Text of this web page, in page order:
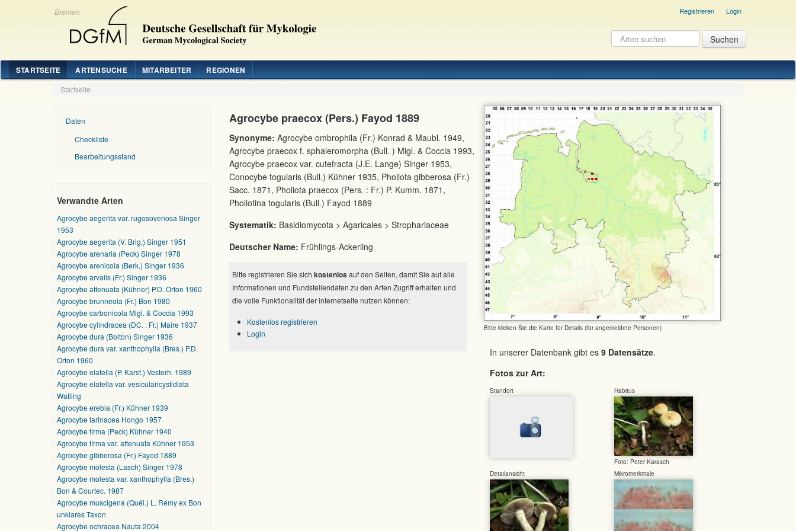
Bremen Registrieren Login
STARTSEITE ARTENSUCHE MITARBEITER REGIONEN
Startseite
Daten
Checkliste
Bearbeitungsstand
Verwandte Arten
Agrocybe aegerita var. rugosovenosa Singer
1953
Agrocybe aegerita (V. Brig.) Singer 1951
Agrocybe arenaria (Peck) Singer 1978
Agrocybe arenicola (Berk.) Singer 1936
Agrocybe arvalis (Fr.) Singer 1936
Agrocybe attenuata (Kühner) P.D. Orton 1960
Agrocybe brunneola (Fr.) Bon 1980
Agrocybe carbonicola Migl. & Coccia 1993
Agrocybe cylindracea (DC. : Fr.) Maire 1937
Agrocybe dura (Bolton) Singer 1936
Agrocybe dura var. xanthophylla (Bres.) P.D.
Orton 1960
Agrocybe elatella (P. Karst.) Vesterh. 1989
Agrocybe elatella var. vesicularicystidiata
Watling
Agrocybe erebia (Fr.) Kühner 1939
Agrocybe farinacea Hongo 1957
Agrocybe firma (Peck) Kühner 1940
Agrocybe firma var. attenuata Kühner 1953
Agrocybe gibberosa (Fr.) Fayod 1889
Agrocybe molesta (Lasch) Singer 1978
Agrocybe molesta var. xanthophylla (Bres.)
Bon & Courtec. 1987
Agrocybe muscigena (Quél.) L. Rémy ex Bon
unklares Taxon
Agrocybe ochracea Nauta 2004
Bitte klicken Sie die Karte für Details (für angemeldete Personen)
In unserer Datenbank gibt es 9 Datensätze.
Fotos zur Art:
Standort Habitus
Foto: Peter Karasch
Detailansicht
Mikromerkmale
Agrocybe praecox (Pers.) Fayod 1889
Synonyme: Agrocybe ombrophila (Fr.) Konrad & Maubl. 1949,
Agrocybe praecox f. sphaleromorpha (Bull. ) Migl. & Coccia 1993,
Agrocybe praecox var. cutefracta (J.E. Lange) Singer 1953,
Conocybe togularis (Bull.) Kühner 1935, Pholiota gibberosa (Fr.)
Sacc. 1871, Pholiota praecox (Pers. : Fr.) P. Kumm. 1871,
Pholiotina togularis (Bull.) Fayod 1889
Systematik: Basidiomycota > Agaricales > Strophariaceae
Deutscher Name: Frühlings-Ackerling
Bitte registrieren Sie sich kostenlos auf den Seiten, damit Sie auf alle
Informationen und Fundstellendaten zu den Arten Zugriff erhalten und
die volle Funktionalität der internetseite nutzen können:
Kostenlos registrieren
Login